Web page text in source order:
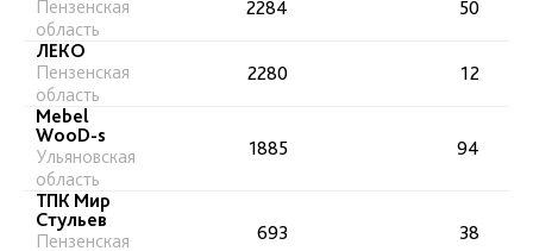
Пензенская
область
2284
50
ЛЕКО
Пензенская
область
2280
12
Mebel
WooD-s
Ульяновская
область
1885 94
ТПК Мир
Стульев
Пензенская
693 38